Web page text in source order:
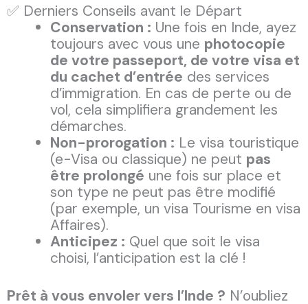
✅ Derniers Conseils avant le Départ
Conservation : Une fois en Inde, ayez
toujours avec vous une photocopie
de votre passeport, de votre visa et
du cachet d’entrée des services
d’immigration. En cas de perte ou de
vol, cela simplifiera grandement les
démarches.
Non-prorogation : Le visa touristique
(e-Visa ou classique) ne peut pas
être prolongé une fois sur place et
son type ne peut pas être modifié
(par exemple, un visa Tourisme en visa
Affaires).
Anticipez : Quel que soit le visa
choisi, l’anticipation est la clé !
Prêt à vous envoler vers l’Inde ? N’oubliez